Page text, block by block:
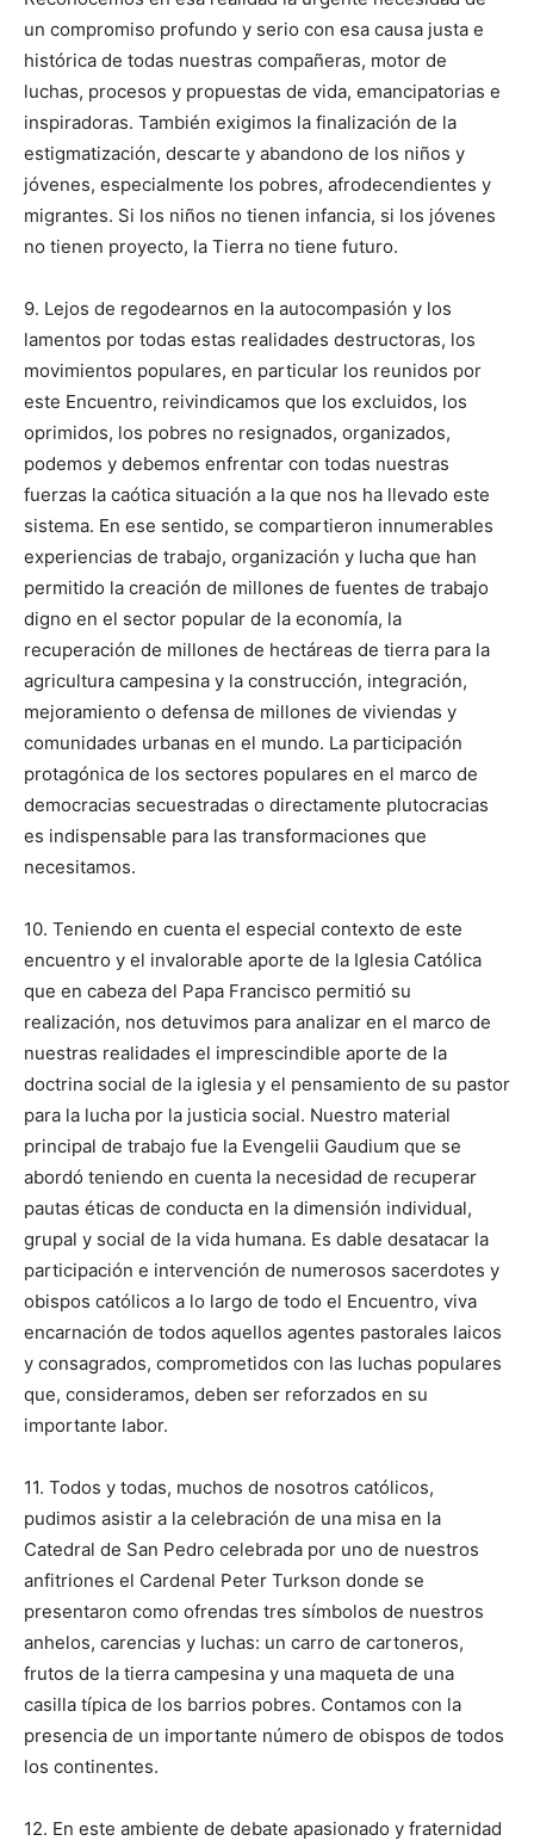
un compromiso profundo y serio con esa causa justa e
histórica de todas nuestras compañeras, motor de
luchas, procesos y propuestas de vida, emancipatorias e
inspiradoras. También exigimos la finalización de la
estigmatización, descarte y abandono de los niños y
jóvenes, especialmente los pobres, afrodecendientes y
migrantes. Si los niños no tienen infancia, si los jóvenes
no tienen proyecto, la Tierra no tiene futuro.
9. Lejos de regodearnos en la autocompasión y los
lamentos por todas estas realidades destructoras, los
movimientos populares, en particular los reunidos por
este Encuentro, reivindicamos que los excluidos, los
oprimidos, los pobres no resignados, organizados,
podemos y debemos enfrentar con todas nuestras
fuerzas la caótica situación a la que nos ha llevado este
sistema. En ese sentido, se compartieron innumerables
experiencias de trabajo, organización y lucha que han
permitido la creación de millones de fuentes de trabajo
digno en el sector popular de la economía, la
recuperación de millones de hectáreas de tierra para la
agricultura campesina y la construcción, integración,
mejoramiento o defensa de millones de viviendas y
comunidades urbanas en el mundo. La participación
protagónica de los sectores populares en el marco de
democracias secuestradas o directamente plutocracias
es indispensable para las transformaciones que
necesitamos.
10. Teniendo en cuenta el especial contexto de este
encuentro y el invalorable aporte de la Iglesia Católica
que en cabeza del Papa Francisco permitió su
realización, nos detuvimos para analizar en el marco de
nuestras realidades el imprescindible aporte de la
doctrina social de la iglesia y el pensamiento de su pastor
para la lucha por la justicia social. Nuestro material
principal de trabajo fue la Evengelii Gaudium que se
abordó teniendo en cuenta la necesidad de recuperar
pautas éticas de conducta en la dimensión individual,
grupal y social de la vida humana. Es dable desatacar la
participación e intervención de numerosos sacerdotes y
obispos católicos a lo largo de todo el Encuentro, viva
encarnación de todos aquellos agentes pastorales laicos
y consagrados, comprometidos con las luchas populares
que, consideramos, deben ser reforzados en su
importante labor.
11. Todos y todas, muchos de nosotros católicos,
pudimos asistir a la celebración de una misa en la
Catedral de San Pedro celebrada por uno de nuestros
anfitriones el Cardenal Peter Turkson donde se
presentaron como ofrendas tres símbolos de nuestros
anhelos, carencias y luchas: un carro de cartoneros,
frutos de la tierra campesina y una maqueta de una
casilla típica de los barrios pobres. Contamos con la
presencia de un importante número de obispos de todos
los continentes.
12. En este ambiente de debate apasionado y fraternidad